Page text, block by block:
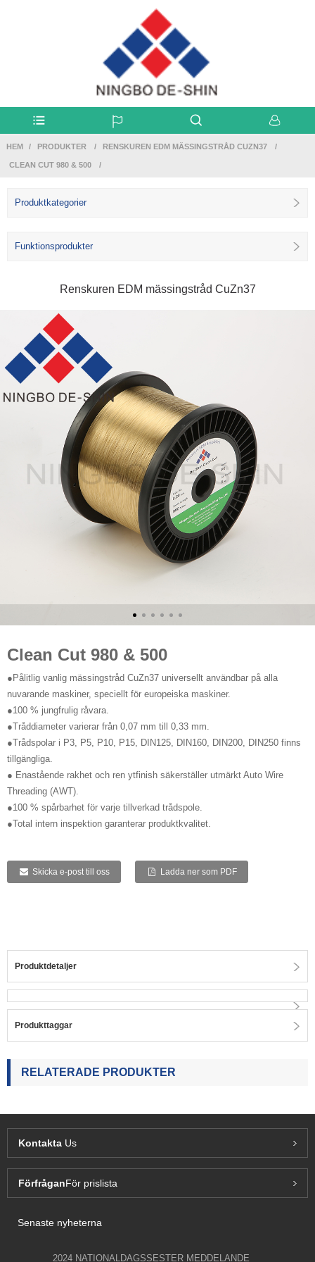
HEM PRODUKTER RENSKUREN EDM MÄSSINGSTRÅD CUZN37
CLEAN CUT 980 & 500
Produktkategorier
Funktionsprodukter
Renskuren EDM mässingstråd CuZn37
Clean Cut 980 & 500
●Pålitlig vanlig mässingstråd CuZn37 universellt användbar på alla
nuvarande maskiner, speciellt för europeiska maskiner.
●100 % jungfrulig råvara.
●Tråddiameter varierar från 0,07 mm till 0,33 mm.
●Trådspolar i P3, P5, P10, P15, DIN125, DIN160, DIN200, DIN250 finns
tillgängliga.
● Enastående rakhet och ren ytfinish säkerställer utmärkt Auto Wire
Threading (AWT).
●100 % spårbarhet för varje tillverkad trådspole.
●Total intern inspektion garanterar produktkvalitet.
Skicka e-post till oss Ladda ner som PDF
Produktdetaljer
Produkttaggar
RELATERADE PRODUKTER
Kontakta Us
FörfråganFör prislista
Senaste nyheterna
2024 NATIONALDAGSSESTER MEDDELANDE